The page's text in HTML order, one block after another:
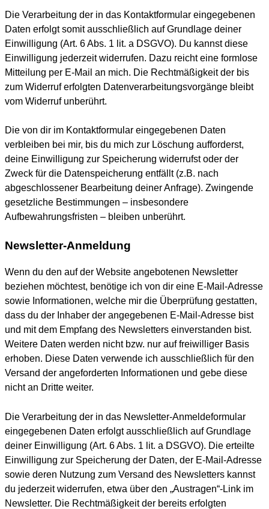
Die Verarbeitung der in das Kontaktformular eingegebenen
Daten erfolgt somit ausschließlich auf Grundlage deiner
Einwilligung (Art. 6 Abs. 1 lit. a DSGVO). Du kannst diese
Einwilligung jederzeit widerrufen. Dazu reicht eine formlose
Mitteilung per E-Mail an mich. Die Rechtmäßigkeit der bis
zum Widerruf erfolgten Datenverarbeitungsvorgänge bleibt
vom Widerruf unberührt.
Die von dir im Kontaktformular eingegebenen Daten
verbleiben bei mir, bis du mich zur Löschung aufforderst,
deine Einwilligung zur Speicherung widerrufst oder der
Zweck für die Datenspeicherung entfällt (z.B. nach
abgeschlossener Bearbeitung deiner Anfrage). Zwingende
gesetzliche Bestimmungen – insbesondere
Aufbewahrungsfristen – bleiben unberührt.
Newsletter-Anmeldung
Wenn du den auf der Website angebotenen Newsletter
beziehen möchtest, benötige ich von dir eine E-Mail-Adresse
sowie Informationen, welche mir die Überprüfung gestatten,
dass du der Inhaber der angegebenen E-Mail-Adresse bist
und mit dem Empfang des Newsletters einverstanden bist.
Weitere Daten werden nicht bzw. nur auf freiwilliger Basis
erhoben. Diese Daten verwende ich ausschließlich für den
Versand der angeforderten Informationen und gebe diese
nicht an Dritte weiter.
Die Verarbeitung der in das Newsletter-Anmeldeformular
eingegebenen Daten erfolgt ausschließlich auf Grundlage
deiner Einwilligung (Art. 6 Abs. 1 lit. a DSGVO). Die erteilte
Einwilligung zur Speicherung der Daten, der E-Mail-Adresse
sowie deren Nutzung zum Versand des Newsletters kannst
du jederzeit widerrufen, etwa über den „Austragen“-Link im
Newsletter. Die Rechtmäßigkeit der bereits erfolgten